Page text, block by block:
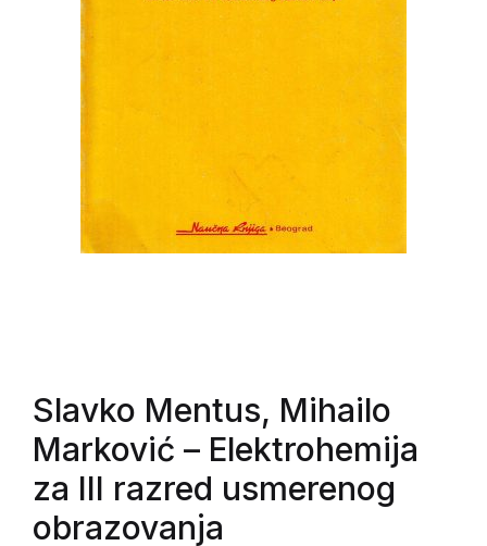
Slavko Mentus, Mihailo
Marković – Elektrohemija
za III razred usmerenog
obrazovanja